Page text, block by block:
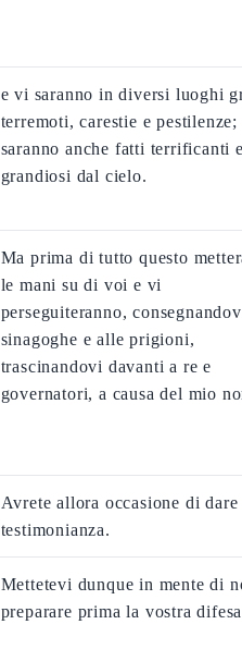
e vi saranno in diversi luoghi
terremoti, carestie e
saranno anche fatti terrificanti
grandiosi dal cielo.
Ma prima di tutto questo
le mani su di voi e vi
perseguiteranno,
sinagoghe e alle prigioni,
trascinandovi davanti a re e
governatori, a causa del mio
Avrete allora occasione di dare
testimonianza.
Mettetevi dunque in mente di
preparare prima la vostra